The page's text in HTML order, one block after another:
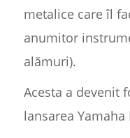
metalice care îl
anumitor
alămuri).
Acesta a devenit
lansarea Yamaha